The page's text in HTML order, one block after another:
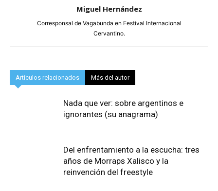
Miguel Hernández
Corresponsal de Vagabunda en Festival Internacional
Cervantino.
Artículos relacionados Más del autor
Nada que ver: sobre argentinos e
ignorantes (su anagrama)
Del enfrentamiento a la escucha: tres
años de Morraps Xalisco y la
reinvención del freestyle